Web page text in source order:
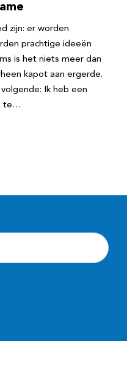
zijn: er worden
prachtige ideeën
is het niets meer dan
kapot aan ergerde.
Ik heb een
te…